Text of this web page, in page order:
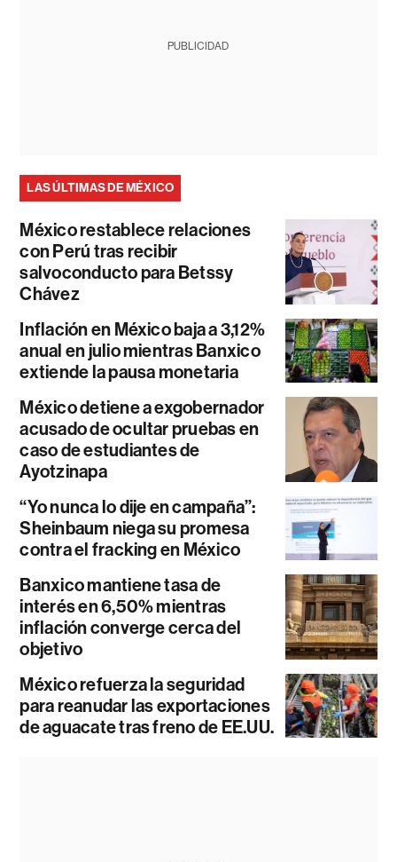
PUBLICIDAD
LAS ÚLTIMAS DE MÉXICO
México restablece relaciones
con Perú tras recibir
salvoconducto para Betssy
Chávez
Inflación en México baja a 3,12%
anual en julio mientras Banxico
extiende la pausa monetaria
México detiene a exgobernador
acusado de ocultar pruebas en
caso de estudiantes de
Ayotzinapa
“Yo nunca lo dije en campaña”:
Sheinbaum niega su promesa
contra el fracking en México
Banxico mantiene tasa de
interés en 6,50% mientras
inflación converge cerca del
objetivo
México refuerza la seguridad
para reanudar las exportaciones
de aguacate tras freno de EE.UU.